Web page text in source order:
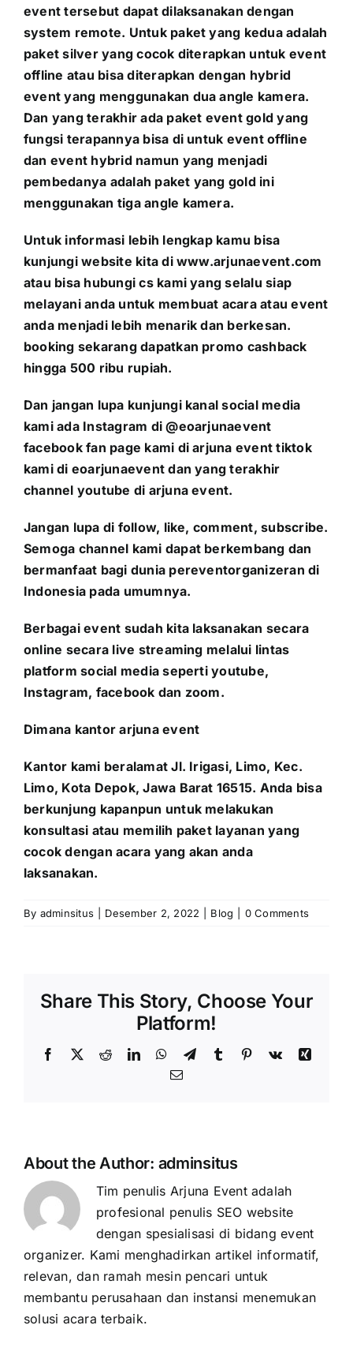
event tersebut dapat dilaksanakan dengan
system remote. Untuk paket yang kedua adalah
paket silver yang cocok diterapkan untuk event
offline atau bisa diterapkan dengan hybrid
event yang menggunakan dua angle kamera.
Dan yang terakhir ada paket event gold yang
fungsi terapannya bisa di untuk event offline
dan event hybrid namun yang menjadi
pembedanya adalah paket yang gold ini
menggunakan tiga angle kamera.
Untuk informasi lebih lengkap kamu bisa
kunjungi website kita di www.arjunaevent.com
atau bisa hubungi cs kami yang selalu siap
melayani anda untuk membuat acara atau event
anda menjadi lebih menarik dan berkesan.
booking sekarang dapatkan promo cashback
hingga 500 ribu rupiah.
Dan jangan lupa kunjungi kanal social media
kami ada Instagram di @eoarjunaevent
facebook fan page kami di arjuna event tiktok
kami di eoarjunaevent dan yang terakhir
channel youtube di arjuna event.
Jangan lupa di follow, like, comment, subscribe.
Semoga channel kami dapat berkembang dan
bermanfaat bagi dunia pereventorganizeran di
Indonesia pada umumnya.
Berbagai event sudah kita laksanakan secara
online secara live streaming melalui lintas
platform social media seperti youtube,
Instagram, facebook dan zoom.
Dimana kantor arjuna event
Kantor kami beralamat Jl. Irigasi, Limo, Kec.
Limo, Kota Depok, Jawa Barat 16515. Anda bisa
berkunjung kapanpun untuk melakukan
konsultasi atau memilih paket layanan yang
cocok dengan acara yang akan anda
laksanakan.
By adminsitus Desember 2, 2022 Blog 0 Comments
Share This Story, Choose Your
Platform!
Facebook
X RedditLinkedInWhatsApp
TelegramTumblr Pinterest
Vk
Xing
Email
About the Author: adminsitus
Tim penulis Arjuna Event adalah
profesional penulis SEO website
dengan spesialisasi di bidang event
organizer. Kami menghadirkan artikel informatif,
relevan, dan ramah mesin pencari untuk
membantu perusahaan dan instansi menemukan
solusi acara terbaik.